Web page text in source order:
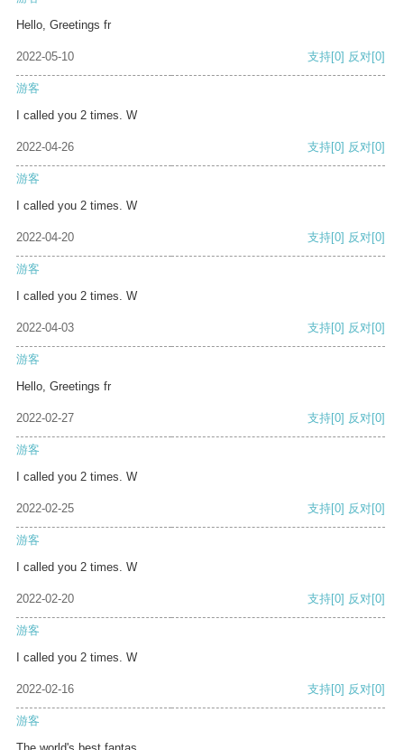
Hello, Greetings fr
2022-05-10 支持[0] 反对[0]
游客
I called you 2 times. W
2022-04-26 支持[0] 反对[0]
游客
I called you 2 times. W
2022-04-20 支持[0] 反对[0]
游客
I called you 2 times. W
2022-04-03 支持[0] 反对[0]
游客
Hello, Greetings fr
2022-02-27 支持[0] 反对[0]
游客
I called you 2 times. W
2022-02-25 支持[0] 反对[0]
游客
I called you 2 times. W
2022-02-20 支持[0] 反对[0]
游客
I called you 2 times. W
2022-02-16 支持[0] 反对[0]
游客